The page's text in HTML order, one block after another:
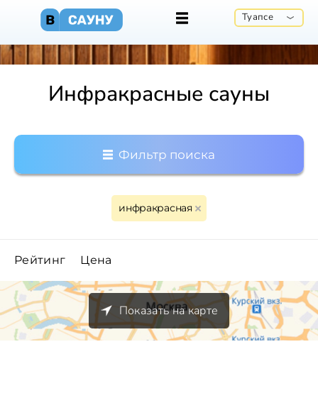
Туапсе
Инфракрасные сауны
Фильтр поиска
инфракрасная
Рейтинг Цена
Показать на карте